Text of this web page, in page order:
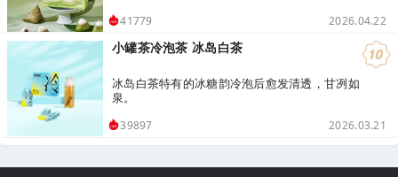
41779 2026.04.22
小罐茶冷泡茶 冰岛白茶
冰岛白茶特有的冰糖韵冷泡后愈发清透，甘冽如
泉。
39897 2026.03.21